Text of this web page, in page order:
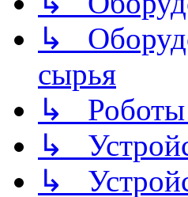
↳
сырья
↳ Роботы
↳
↳